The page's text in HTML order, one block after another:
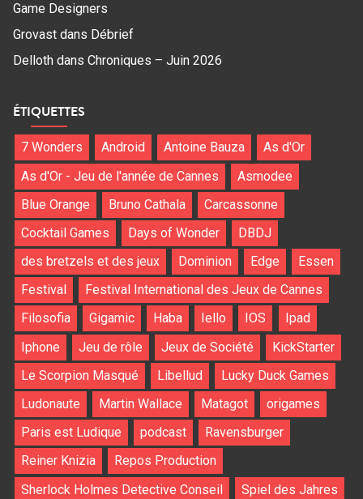
Game Designers
Grovast dans Débrief
Delloth dans Chroniques – Juin 2026
ÉTIQUETTES
7 Wonders Android Antoine Bauza
As d'Or
As d'Or - Jeu de l'année de Cannes
Asmodee
Blue Orange
Bruno Cathala
Carcassonne
Cocktail Games
Days of Wonder
DBDJ
des bretzels et des jeux
Dominion Edge
Essen
Festival
Festival International des Jeux de Cannes
Filosofia
Gigamic Haba Iello IOS
Ipad
Iphone
Jeu de rôle Jeux de Société
KickStarter
Le Scorpion Masqué
Libellud
Lucky Duck Games
Ludonaute
Martin Wallace Matagot
origames
Paris est Ludique
podcast
Ravensburger
Reiner Knizia
Repos Production
Sherlock Holmes Detective Conseil
Spiel des Jahres